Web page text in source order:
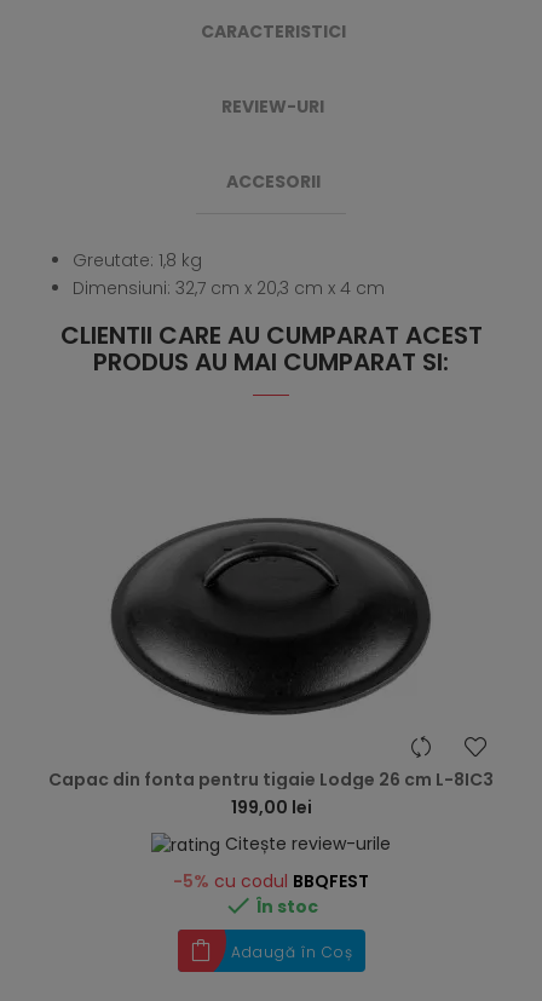
CARACTERISTICI
REVIEW-URI
ACCESORII
Greutate: 1,8 kg
Dimensiuni: 32,7 cm x 20,3 cm x 4 cm
CLIENTII CARE AU CUMPARAT ACEST
PRODUS AU MAI CUMPARAT SI:
Capac din fonta pentru tigaie Lodge 26 cm L-8IC3
199,00 lei
Citește review-urile
-5% cu codul BBQFEST
 În stoc
Adaugă în Coș